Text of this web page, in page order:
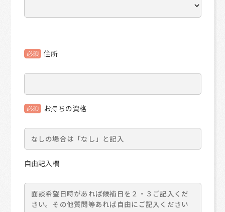
必須 住所
必須 お持ちの資格
自由記入欄